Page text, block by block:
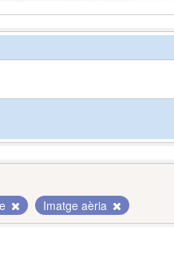
Imatge aèria